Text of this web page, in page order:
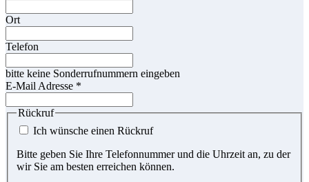
Ort
Telefon
bitte keine Sonderrufnummern eingeben
E-Mail Adresse *
Rückruf
Ich wünsche einen Rückruf
Bitte geben Sie Ihre Telefonnummer und die Uhrzeit an, zu der
wir Sie am besten erreichen können.